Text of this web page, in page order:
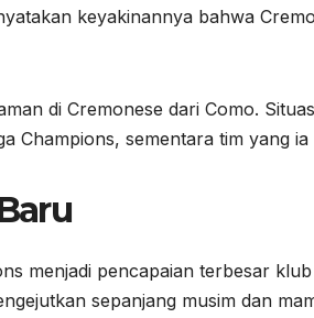
keyakinannya bahwa
di Cremonese dari Como.
Champions, sementara tim yang
menjadi pencapaian terbesar
sepanjang musim dan